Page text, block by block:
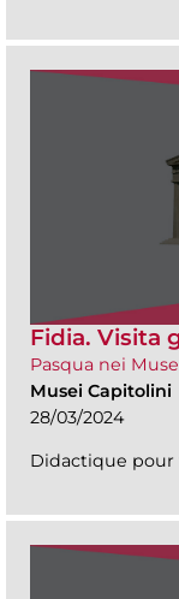
Fidia. Visita
Pasqua nei
Musei Capitolini
28/03/2024
Didactique pour